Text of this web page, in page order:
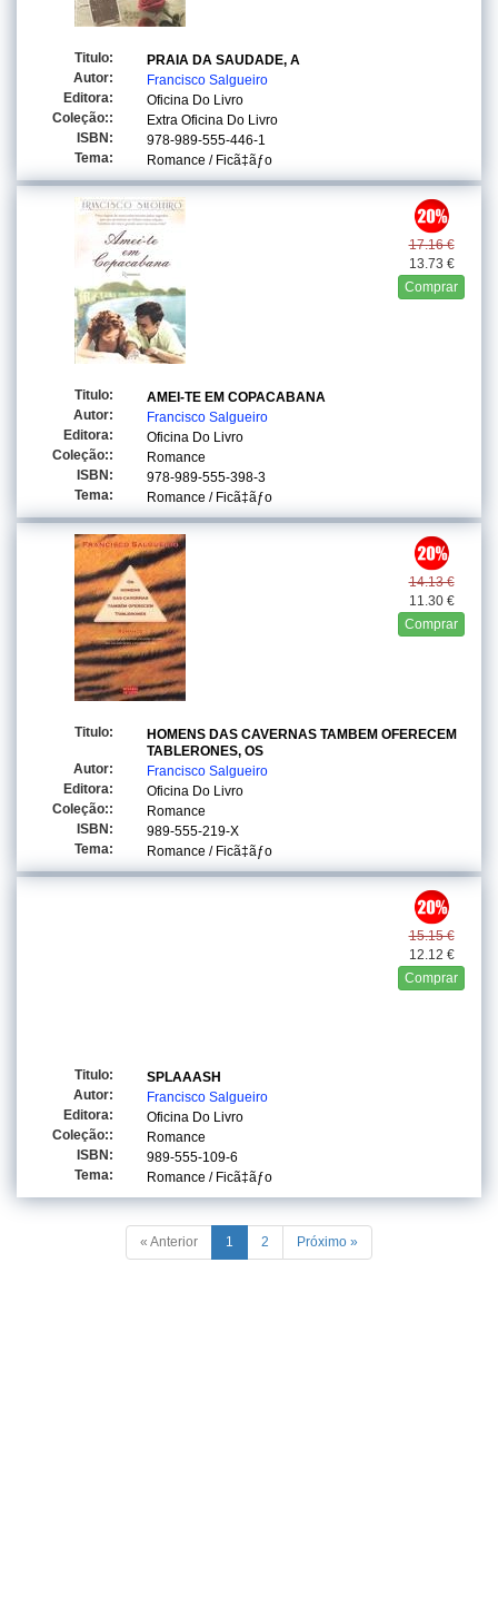
Titulo:
PRAIA DA SAUDADE, A
Autor:
Francisco Salgueiro
Editora:
Oficina Do Livro
Coleção::
Extra Oficina Do Livro
ISBN:
978-989-555-446-1
Tema:
Romance / Ficã‡ãƒo
17.16 €
13.73 €
Comprar
Titulo:
AMEI-TE EM COPACABANA
Autor:
Francisco Salgueiro
Editora:
Oficina Do Livro
Coleção::
Romance
ISBN:
978-989-555-398-3
Tema:
Romance / Ficã‡ãƒo
14.13 €
11.30 €
Comprar
Titulo:
HOMENS DAS CAVERNAS TAMBEM OFERECEM
TABLERONES, OS
Autor:
Francisco Salgueiro
Editora:
Oficina Do Livro
Coleção::
Romance
ISBN:
989-555-219-X
Tema:
Romance / Ficã‡ãƒo
15.15 €
12.12 €
Comprar
Titulo:
SPLAAASH
Autor:
Francisco Salgueiro
Editora:
Oficina Do Livro
Coleção::
Romance
ISBN:
989-555-109-6
Tema:
Romance / Ficã‡ãƒo
« Anterior 1 2 Próximo »